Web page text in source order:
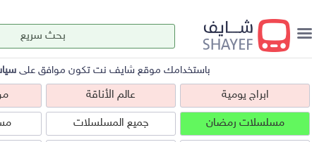
باستخدامك موقع شايف نت تكون موافق على
ابراج يومية عالم الأناقة
مسلسلات رمضان جميع المسلسلات